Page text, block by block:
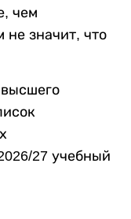
чем
не значит, что
27 учебный